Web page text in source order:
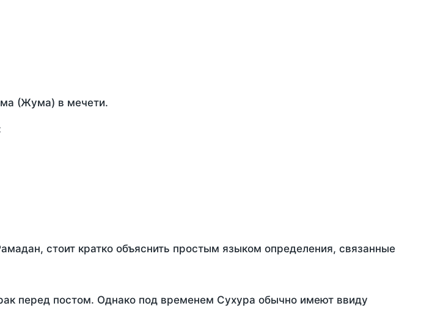
(Жума) в мечети.
стоит кратко объяснить простым языком определения, связанные
перед постом. Однако под временем Сухура обычно имеют ввиду